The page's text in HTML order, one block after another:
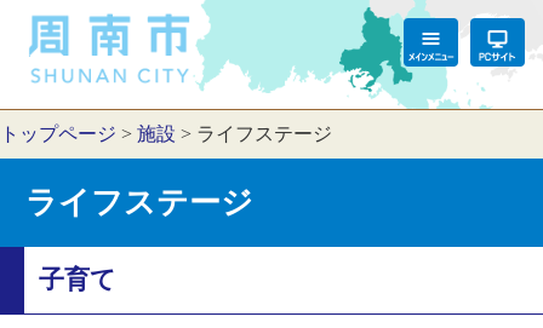
トップページ > 施設 > ライフステージ
ライフステージ
子育て